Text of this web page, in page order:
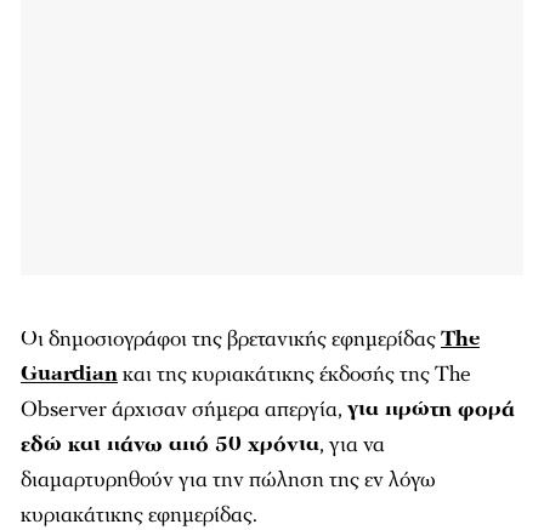
Οι δημοσιογράφοι της βρετανικής εφημερίδαςThe
Guardianκαι της κυριακάτικης έκδοσής της The
Observer άρχισαν σήμερα απεργία, για πρώτη φορά
εδώ και πάνω από 50 χρόνια, για να
διαμαρτυρηθούν για την πώληση της εν λόγω
κυριακάτικης εφημερίδας.